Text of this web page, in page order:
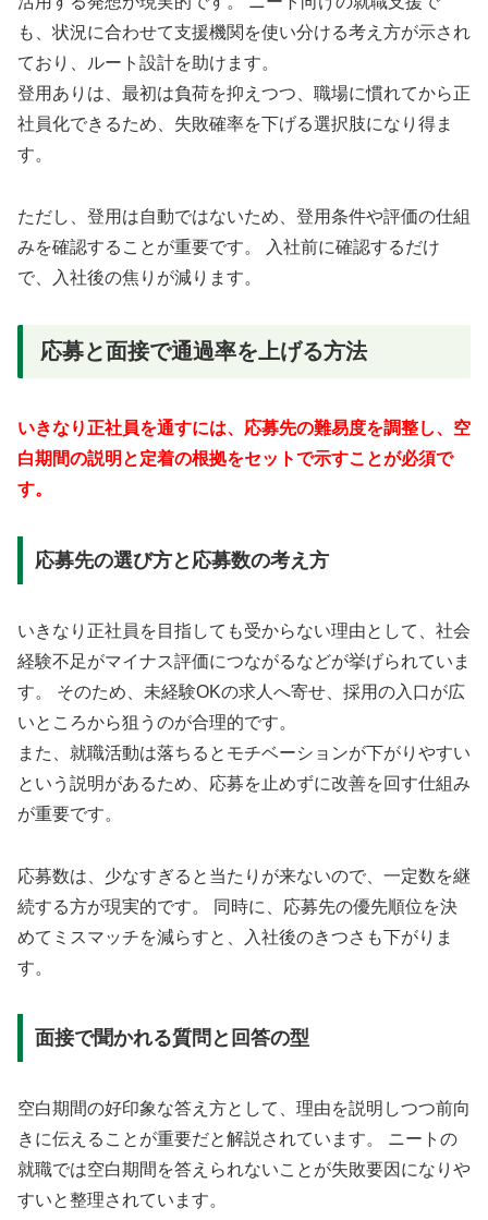
も、状況に合わせて支援機関を使い分ける考え方が示され
ており、ルート設計を助けます。
登用ありは、最初は負荷を抑えつつ、職場に慣れてから正
社員化できるため、失敗確率を下げる選択肢になり得ま
す。
ただし、登用は自動ではないため、登用条件や評価の仕組
みを確認することが重要です。 入社前に確認するだけ
で、入社後の焦りが減ります。
応募と面接で通過率を上げる方法
いきなり正社員を通すには、応募先の難易度を調整し、空
白期間の説明と定着の根拠をセットで示すことが必須で
す。
応募先の選び方と応募数の考え方
いきなり正社員を目指しても受からない理由として、社会
経験不足がマイナス評価につながるなどが挙げられていま
す。 そのため、未経験OKの求人へ寄せ、採用の入口が広
いところから狙うのが合理的です。
また、就職活動は落ちるとモチベーションが下がりやすい
という説明があるため、応募を止めずに改善を回す仕組み
が重要です。
応募数は、少なすぎると当たりが来ないので、一定数を継
続する方が現実的です。 同時に、応募先の優先順位を決
めてミスマッチを減らすと、入社後のきつさも下がりま
す。
面接で聞かれる質問と回答の型
空白期間の好印象な答え方として、理由を説明しつつ前向
きに伝えることが重要だと解説されています。 ニートの
就職では空白期間を答えられないことが失敗要因になりや
すいと整理されています。